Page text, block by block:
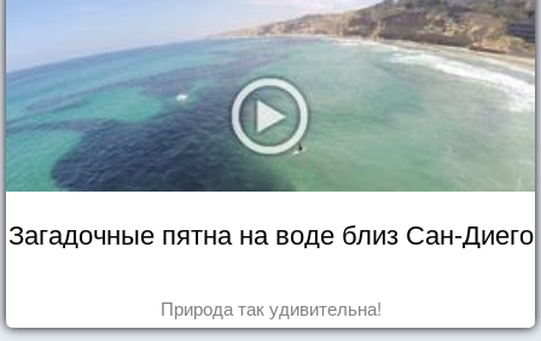
Загадочные пятна на воде близ Сан-Диего
Природа так удивительна!